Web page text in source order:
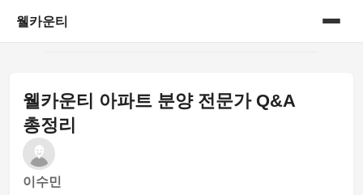
웰카운티
게시판
웰카운티 아파트 분양 전문가 Q&A
총정리
이수민